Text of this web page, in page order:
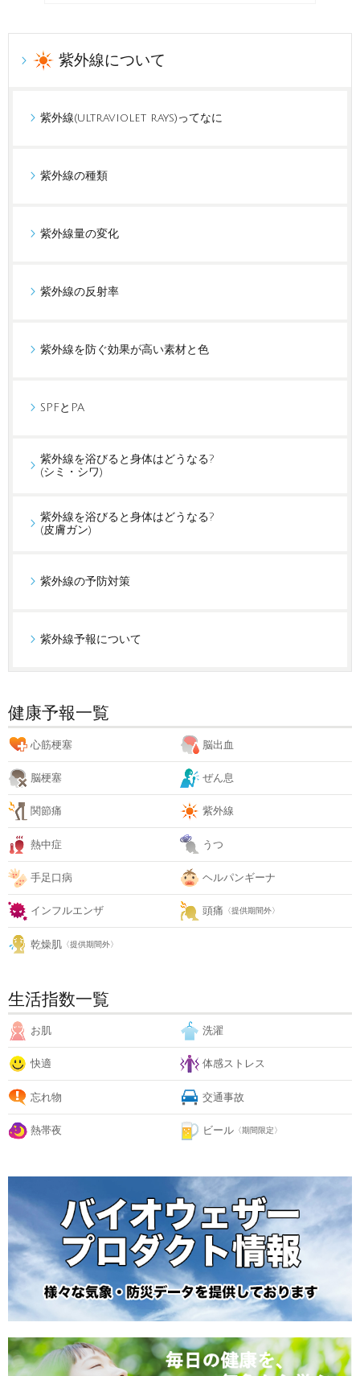
紫外線について
紫外線(ultraviolet rays)ってなに
紫外線の種類
紫外線量の変化
紫外線の反射率
紫外線を防ぐ効果が高い素材と色
SPFとPA
紫外線を浴びると身体はどうなる?
(シミ・シワ)
紫外線を浴びると身体はどうなる?
(皮膚ガン)
紫外線の予防対策
紫外線予報について
健康予報一覧
心筋梗塞 脳出血
脳梗塞 ぜん息
関節痛 紫外線
熱中症 うつ
手足口病 ヘルパンギーナ
インフルエンザ 頭痛 〈提供期間外〉
乾燥肌 〈提供期間外〉
生活指数一覧
お肌 洗濯
快適 体感ストレス
忘れ物 交通事故
熱帯夜 ビール 〈期間限定〉